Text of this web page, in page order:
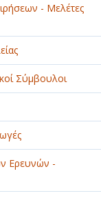
- Μελέτες
Σύμβουλοι
Ερευνών -